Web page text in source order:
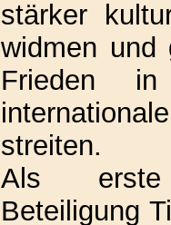
stärker
widmen und
Frieden
streiten.
Als
Beteiligung